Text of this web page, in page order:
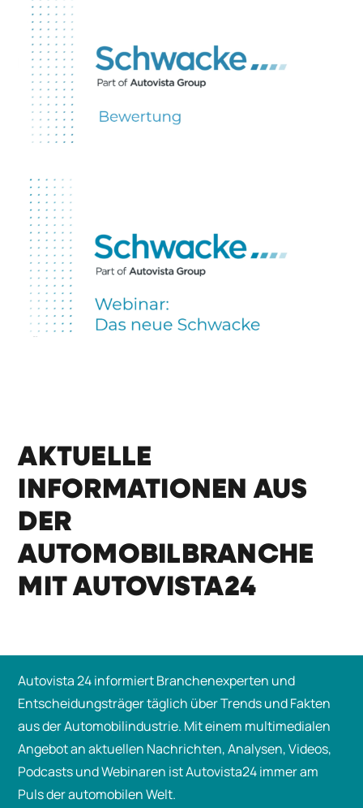
AKTUELLE
INFORMATIONEN AUS
DER
AUTOMOBILBRANCHE
MIT AUTOVISTA24
Autovista 24 informiert Branchenexperten und
Entscheidungsträger täglich über Trends und Fakten
aus der Automobilindustrie. Mit einem multimedialen
Angebot an aktuellen Nachrichten, Analysen, Videos,
Podcasts und Webinaren ist Autovista24 immer am
Puls der automobilen Welt.